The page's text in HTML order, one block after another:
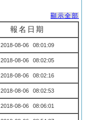
顯示全部
報名日期
2018-08-06 08:01:09
2018-08-06 08:02:05
2018-08-06 08:02:16
2018-08-06 08:02:53
2018-08-06 08:06:01